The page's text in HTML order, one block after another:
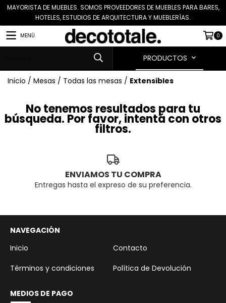
MAYORISTA DE MUEBLES. SOMOS PROVEEDORES DE MUEBLES PARA BARES,
HOTELES, ESTUDIOS DE ARQUITECTURA Y MUEBLERÍAS.
MENÚ 0
PRODUCTOS
Inicio / Mesas / Todas las mesas / Extensibles
No tenemos resultados para tu
búsqueda. Por favor, intentá con otros
filtros.
ENVIAMOS TU COMPRA
Entregas hasta el expreso de su preferencia.
NAVEGACIÓN
Inicio
Contacto
Términos y condiciones
Política de Devolución
MEDIOS DE PAGO